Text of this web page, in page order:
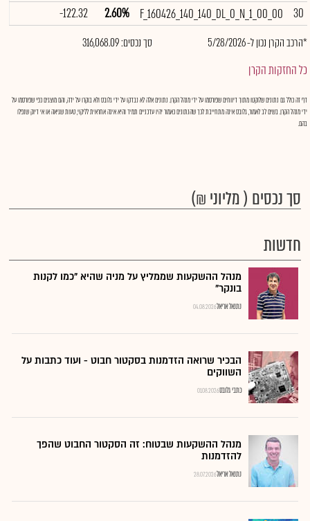
30
F_160426_140_140_DL_0_N_1_00_00
2.60%
-122.32
*הרכב הקרן נכון ל- 5/28/2026 סך נכסים: 316,068.09
כל החזקות הקרן
דף זה כולל גם נתונים שלוקטו מתוך דיווחים שפורסמו על ידי מנהל הקרן. נתונים אלה לא נבדקו על ידי גלובס ולא בוקרו על ידה, והם מוצגים כפי שפורסמו על
ידי מנהל הקרן. בשים לב לאמור, גלובס אינה מתחייבת לכך שהנתונים כאמור יהיו עדכניים תמיד והיא אינה אחראית לליקוי, טעות שגיאה או אי דיוק שנפלו
בהם.
סך נכסים ( מליוני ₪)
חדשות
מנהל ההשקעות שממליץ על מניה שהיא "כמו לקנות
בונקר"
04.08.2026נתנאל אריאל
הבכיר שרואה הזדמנות בסקטור חבוט - ועוד כתבות על
השווקים
01.08.2026כתבי גלובס
מנהל ההשקעות שבטוח: זה הסקטור החבוט שהפך
להזדמנות
28.07.2026נתנאל אריאל